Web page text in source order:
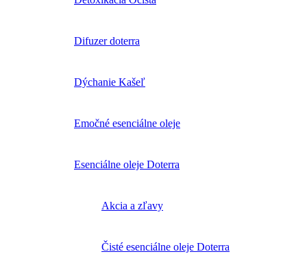
Difuzer doterra
Dýchanie Kašeľ
Emočné esenciálne oleje
Esenciálne oleje Doterra
Akcia a zľavy
Čisté esenciálne oleje Doterra